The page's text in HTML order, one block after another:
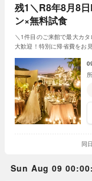
残1＼R8年8月8
ン×無料試食
＼1件目のご来館で最大カ
大歓迎！特別に帰省費をお
同
Sun Aug 09